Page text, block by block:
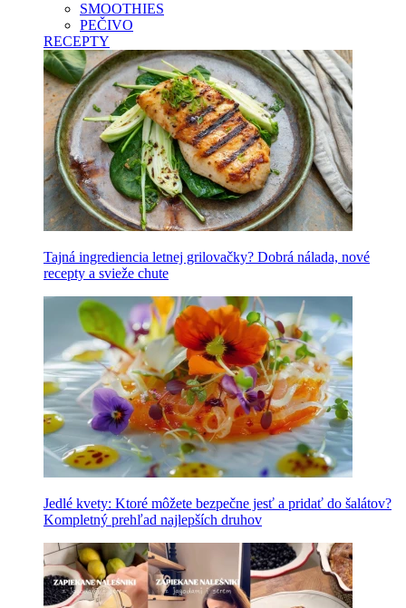
SMOOTHIES
PEČIVO
RECEPTY
Tajná ingrediencia letnej grilovačky? Dobrá nálada, nové
recepty a svieže chute
Jedlé kvety: Ktoré môžete bezpečne jesť a pridať do šalátov?
Kompletný prehľad najlepších druhov